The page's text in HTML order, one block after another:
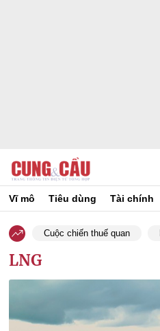
Vĩ mô Tiêu dùng Tài chính
Cuộc chiến thuế quan
LNG